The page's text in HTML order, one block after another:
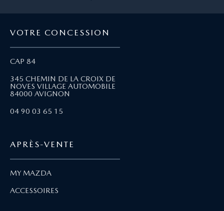
VOTRE CONCESSION
CAP 84
345 CHEMIN DE LA CROIX DE
NOVES VILLAGE AUTOMOBILE
84000 AVIGNON
04 90 03 65 15
APRÈS-VENTE
MY MAZDA
ACCESSOIRES